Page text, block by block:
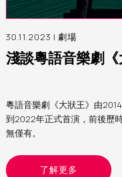
30.11.2023 | 劇場
淺談粵語音樂劇
粵語音樂劇《大狀王》由
到2022年正式首演，前後歷
無僅有。
了解更多